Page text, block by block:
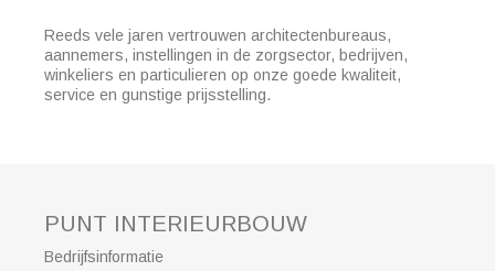
Reeds vele jaren vertrouwen architectenbureaus,
aannemers, instellingen in de zorgsector, bedrijven,
winkeliers en particulieren op onze goede kwaliteit,
service en gunstige prijsstelling.
PUNT INTERIEURBOUW
Bedrijfsinformatie